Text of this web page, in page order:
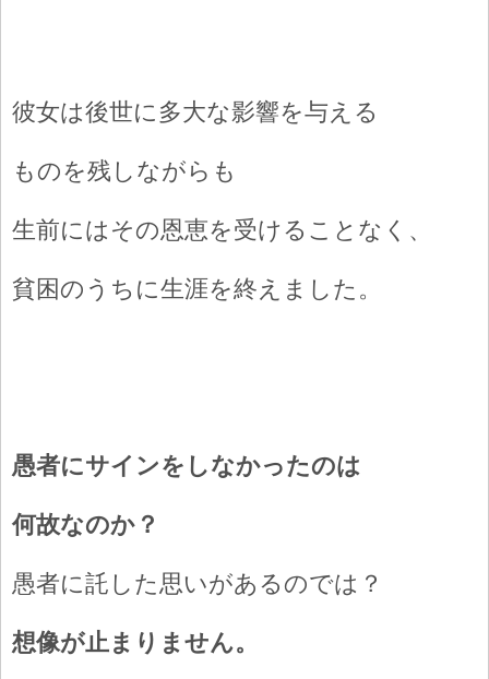
彼女は後世に多大な影響を与える
ものを残しながらも
生前にはその恩恵を受けることなく、
貧困のうちに生涯を終えました。
愚者にサインをしなかったのは
何故なのか？
愚者に託した思いがあるのでは？
想像が止まりません。